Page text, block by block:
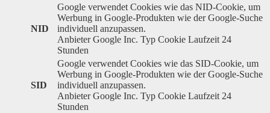
NID
Google verwendet Cookies wie das NID-Cookie, um
Werbung in Google-Produkten wie der Google-Suche
individuell anzupassen.
Anbieter Google Inc. Typ Cookie Laufzeit 24
Stunden
SID
Google verwendet Cookies wie das SID-Cookie, um
Werbung in Google-Produkten wie der Google-Suche
individuell anzupassen.
Anbieter Google Inc. Typ Cookie Laufzeit 24
Stunden